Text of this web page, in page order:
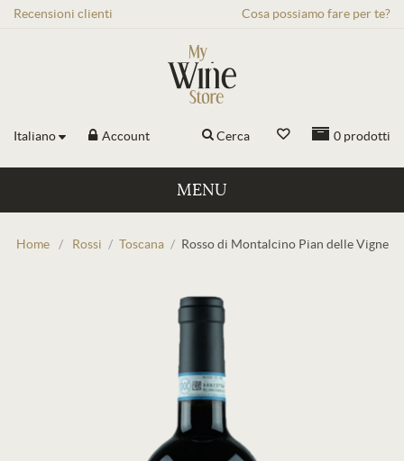
Recensioni clienti Cosa possiamo fare per te?
Italiano Account 0 prodotti
Cerca
MENU
Home / Rossi / Toscana / Rosso di Montalcino Pian delle Vigne